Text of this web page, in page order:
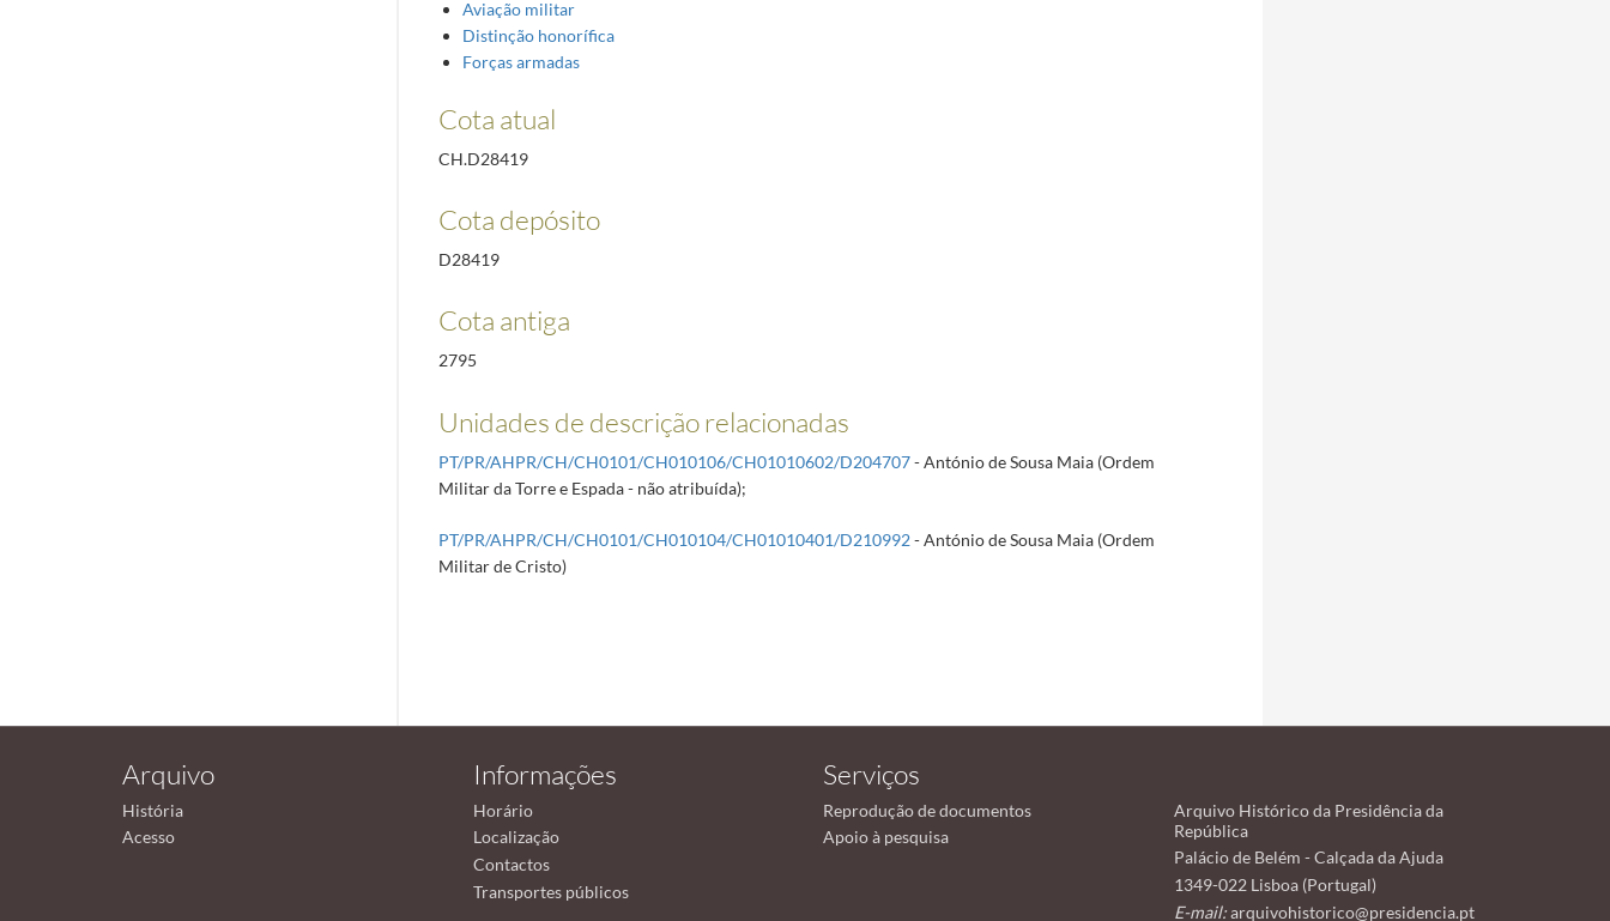
Aviação militar
Distinção honorífica
Forças armadas
Cota atual
CH.D28419
Cota depósito
D28419
Cota antiga
2795
Unidades de descrição relacionadas
PT/PR/AHPR/CH/CH0101/CH010106/CH01010602/D204707- António de Sousa Maia (Ordem
Militar da Torre e Espada - não atribuída);
PT/PR/AHPR/CH/CH0101/CH010104/CH01010401/D210992- António de Sousa Maia (Ordem
Militar de Cristo)
Arquivo
História
Acesso
Informações
Horário
Localização
Contactos
Transportes públicos
Serviços
Reprodução de documentos
Apoio à pesquisa
Arquivo Histórico da Presidência da
República
Palácio de Belém - Calçada da Ajuda
1349-022 Lisboa (Portugal)
E-mail: arquivohistorico@presidencia.pt